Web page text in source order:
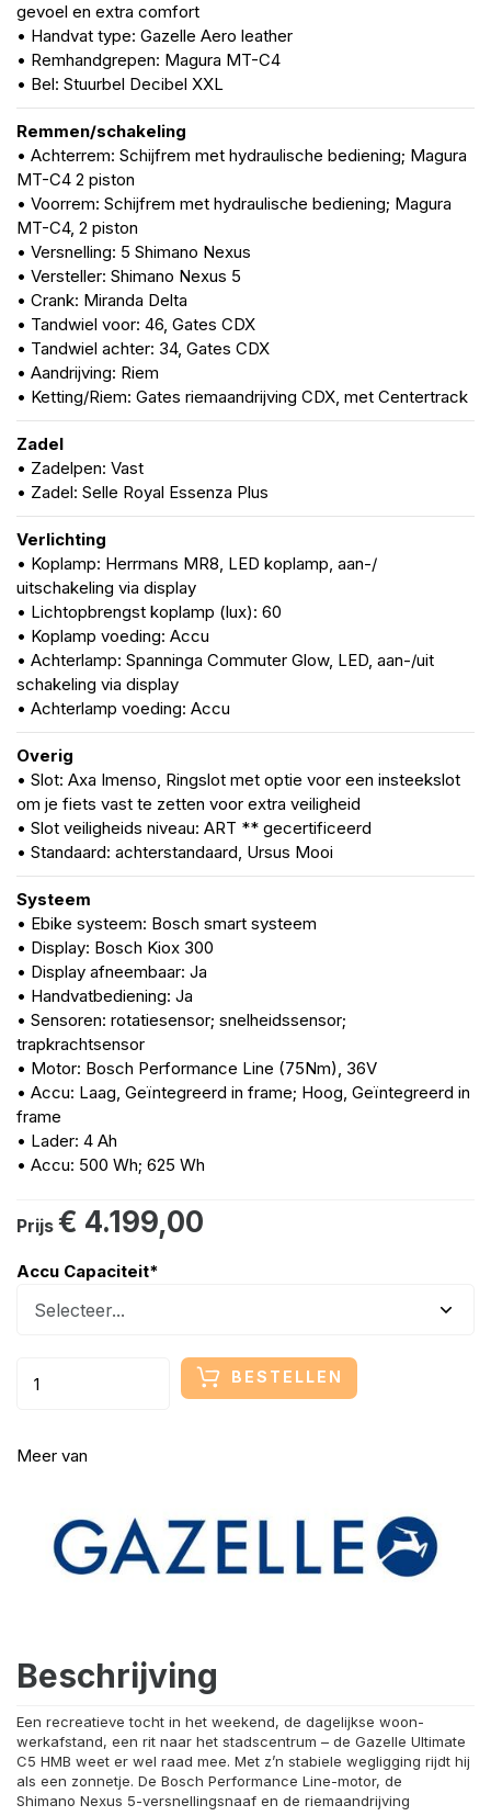
gevoel en extra comfort
• Handvat type: Gazelle Aero leather
• Remhandgrepen: Magura MT-C4
• Bel: Stuurbel Decibel XXL
Remmen/schakeling
• Achterrem: Schijfrem met hydraulische bediening; Magura
MT-C4 2 piston
• Voorrem: Schijfrem met hydraulische bediening; Magura
MT-C4, 2 piston
• Versnelling: 5 Shimano Nexus
• Versteller: Shimano Nexus 5
• Crank: Miranda Delta
• Tandwiel voor: 46, Gates CDX
• Tandwiel achter: 34, Gates CDX
• Aandrijving: Riem
• Ketting/Riem: Gates riemaandrijving CDX, met Centertrack
Zadel
• Zadelpen: Vast
• Zadel: Selle Royal Essenza Plus
Verlichting
• Koplamp: Herrmans MR8, LED koplamp, aan-/
uitschakeling via display
• Lichtopbrengst koplamp (lux): 60
• Koplamp voeding: Accu
• Achterlamp: Spanninga Commuter Glow, LED, aan-/uit
schakeling via display
• Achterlamp voeding: Accu
Overig
• Slot: Axa Imenso, Ringslot met optie voor een insteekslot
om je fiets vast te zetten voor extra veiligheid
• Slot veiligheids niveau: ART ** gecertificeerd
• Standaard: achterstandaard, Ursus Mooi
Systeem
• Ebike systeem: Bosch smart systeem
• Display: Bosch Kiox 300
• Display afneembaar: Ja
• Handvatbediening: Ja
• Sensoren: rotatiesensor; snelheidssensor;
trapkrachtsensor
• Motor: Bosch Performance Line (75Nm), 36V
• Accu: Laag, Geïntegreerd in frame; Hoog, Geïntegreerd in
frame
• Lader: 4 Ah
• Accu: 500 Wh; 625 Wh
Prijs € 4.199,00
Accu Capaciteit*
BESTELLEN
Meer van
Beschrijving
Een recreatieve tocht in het weekend, de dagelijkse woon-
werkafstand, een rit naar het stadscentrum – de Gazelle Ultimate
C5 HMB weet er wel raad mee. Met z’n stabiele wegligging rijdt hij
als een zonnetje. De Bosch Performance Line-motor, de
Shimano Nexus 5-versnellingsnaaf en de riemaandrijving